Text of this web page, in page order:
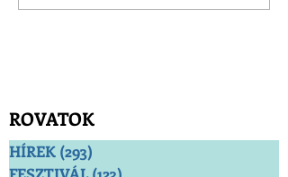
ROVATOK
HÍREK (293)